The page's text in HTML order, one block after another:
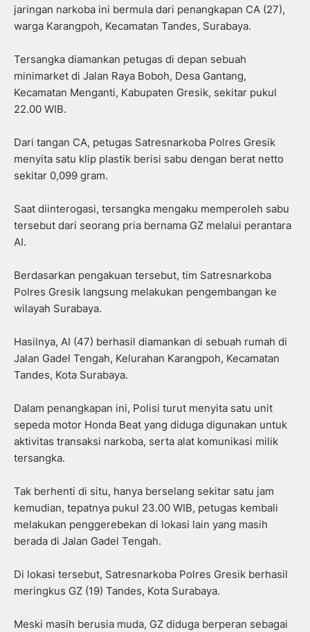
jaringan narkoba ini bermula dari penangkapan CA (27),
warga Karangpoh, Kecamatan Tandes, Surabaya.
Tersangka diamankan petugas di depan sebuah
minimarket di Jalan Raya Boboh, Desa Gantang,
Kecamatan Menganti, Kabupaten Gresik, sekitar pukul
22.00 WIB.
Dari tangan CA, petugas Satresnarkoba Polres Gresik
menyita satu klip plastik berisi sabu dengan berat netto
sekitar 0,099 gram.
Saat diinterogasi, tersangka mengaku memperoleh sabu
tersebut dari seorang pria bernama GZ melalui perantara
AI.
Berdasarkan pengakuan tersebut, tim Satresnarkoba
Polres Gresik langsung melakukan pengembangan ke
wilayah Surabaya.
Hasilnya, AI (47) berhasil diamankan di sebuah rumah di
Jalan Gadel Tengah, Kelurahan Karangpoh, Kecamatan
Tandes, Kota Surabaya.
Dalam penangkapan ini, Polisi turut menyita satu unit
sepeda motor Honda Beat yang diduga digunakan untuk
aktivitas transaksi narkoba, serta alat komunikasi milik
tersangka.
Tak berhenti di situ, hanya berselang sekitar satu jam
kemudian, tepatnya pukul 23.00 WIB, petugas kembali
melakukan penggerebekan di lokasi lain yang masih
berada di Jalan Gadel Tengah.
Di lokasi tersebut, Satresnarkoba Polres Gresik berhasil
meringkus GZ (19) Tandes, Kota Surabaya.
Meski masih berusia muda, GZ diduga berperan sebagai